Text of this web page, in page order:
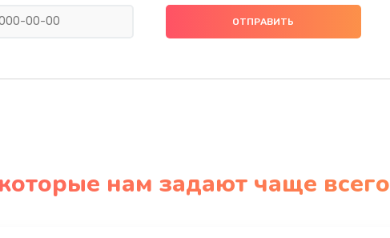
нам задают чаще всего